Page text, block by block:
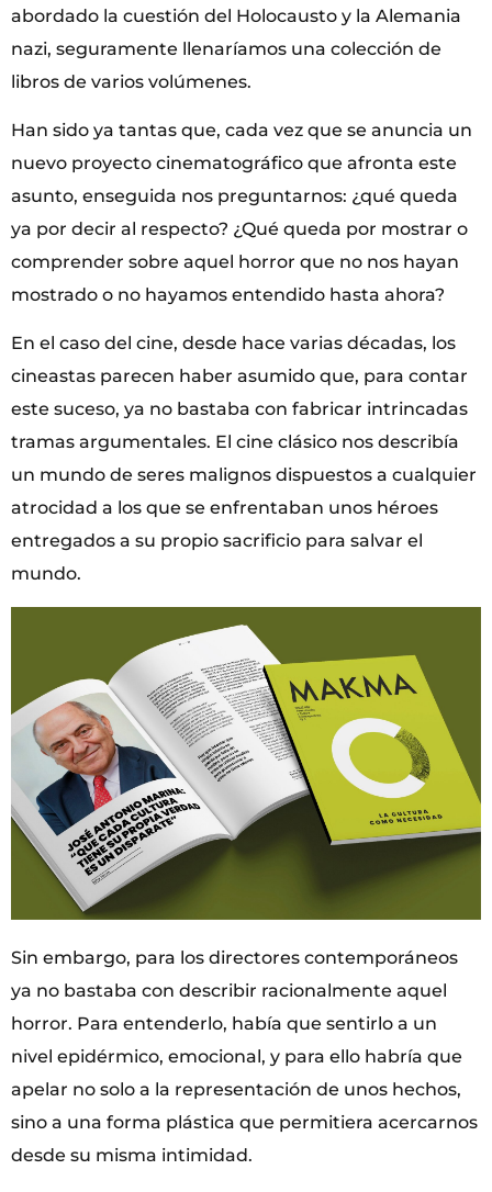
abordado la cuestión del Holocausto y la Alemania
nazi, seguramente llenaríamos una colección de
libros de varios volúmenes.
Han sido ya tantas que, cada vez que se anuncia un
nuevo proyecto cinematográfico que afronta este
asunto, enseguida nos preguntarnos: ¿qué queda
ya por decir al respecto? ¿Qué queda por mostrar o
comprender sobre aquel horror que no nos hayan
mostrado o no hayamos entendido hasta ahora?
En el caso del cine, desde hace varias décadas, los
cineastas parecen haber asumido que, para contar
este suceso, ya no bastaba con fabricar intrincadas
tramas argumentales. El cine clásico nos describía
un mundo de seres malignos dispuestos a cualquier
atrocidad a los que se enfrentaban unos héroes
entregados a su propio sacrificio para salvar el
mundo.
Sin embargo, para los directores contemporáneos
ya no bastaba con describir racionalmente aquel
horror. Para entenderlo, había que sentirlo a un
nivel epidérmico, emocional, y para ello habría que
apelar no solo a la representación de unos hechos,
sino a una forma plástica que permitiera acercarnos
desde su misma intimidad.